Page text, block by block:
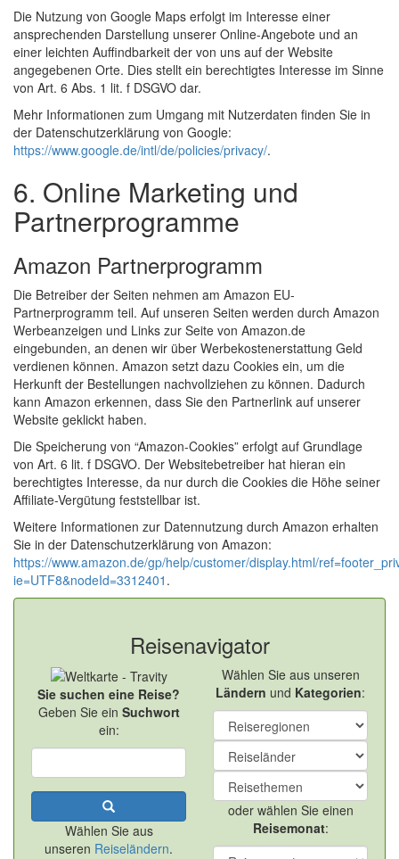
Die Nutzung von Google Maps erfolgt im Interesse einer
ansprechenden Darstellung unserer Online-Angebote und an
einer leichten Auffindbarkeit der von uns auf der Website
angegebenen Orte. Dies stellt ein berechtigtes Interesse im Sinne
von Art. 6 Abs. 1 lit. f DSGVO dar.
Mehr Informationen zum Umgang mit Nutzerdaten finden Sie in
der Datenschutzerklärung von Google:
https://www.google.de/intl/de/policies/privacy/.
6. Online Marketing und
Partnerprogramme
Amazon Partnerprogramm
Die Betreiber der Seiten nehmen am Amazon EU-
Partnerprogramm teil. Auf unseren Seiten werden durch Amazon
Werbeanzeigen und Links zur Seite von Amazon.de
eingebunden, an denen wir über Werbekostenerstattung Geld
verdienen können. Amazon setzt dazu Cookies ein, um die
Herkunft der Bestellungen nachvollziehen zu können. Dadurch
kann Amazon erkennen, dass Sie den Partnerlink auf unserer
Website geklickt haben.
Die Speicherung von “Amazon-Cookies” erfolgt auf Grundlage
von Art. 6 lit. f DSGVO. Der Websitebetreiber hat hieran ein
berechtigtes Interesse, da nur durch die Cookies die Höhe seiner
Affiliate-Vergütung feststellbar ist.
Weitere Informationen zur Datennutzung durch Amazon erhalten
Sie in der Datenschutzerklärung von Amazon:
https://www.amazon.de/gp/help/customer/display.html/
ie=UTF8&nodeId=3312401 .
Reisenavigator
Sie suchen eine Reise?
Geben Sie ein Suchwort
ein:
Wählen Sie aus
unseren Reiseländern.
Wählen Sie aus unseren
Ländern und Kategorien:
oder wählen Sie einen
Reisemonat: